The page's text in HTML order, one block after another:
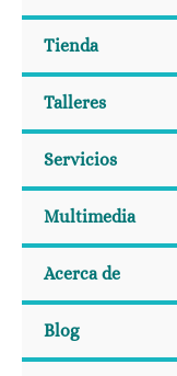
Tienda
Talleres
Servicios
Multimedia
Acerca de
Blog